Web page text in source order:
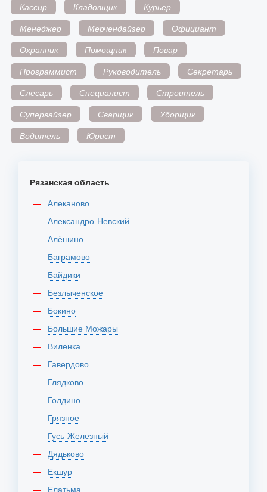
Кассир
Кладовщик
Курьер
Менеджер
Мерчендайзер
Официант
Охранник
Помощник
Повар
Программист
Руководитель
Секретарь
Слесарь
Специалист
Строитель
Супервайзер
Сварщик
Уборщик
Водитель
Юрист
Рязанская область
Алеканово
Александро-Невский
Алёшино
Баграмово
Байдики
Безлыченское
Бокино
Большие Можары
Виленка
Гавердово
Глядково
Голдино
Грязное
Гусь-Железный
Дядьково
Екшур
Елатьма